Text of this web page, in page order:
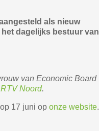
als nieuw
dagelijks bestuur van
van Economic Board
RTV Noord.
17 juni op onze website.